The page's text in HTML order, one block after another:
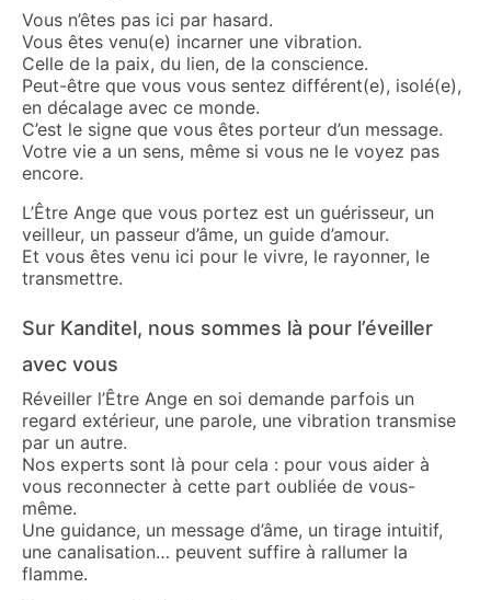
Vous n’êtes pas ici par hasard.
Vous êtes venu(e) incarner une vibration.
Celle de la paix, du lien, de la conscience.
Peut-être que vous vous sentez différent(e), isolé(e),
en décalage avec ce monde.
C’est le signe que vous êtes porteur d’un message.
Votre vie a un sens, même si vous ne le voyez pas
encore.
L’Être Ange que vous portez est un guérisseur, un
veilleur, un passeur d’âme, un guide d’amour.
Et vous êtes venu ici pour le vivre, le rayonner, le
transmettre.
Sur Kanditel, nous sommes là pour l’éveiller
avec vous
Réveiller l’Être Ange en soi demande parfois un
regard extérieur, une parole, une vibration transmise
par un autre.
Nos experts sont là pour cela : pour vous aider à
vous reconnecter à cette part oubliée de vous-
même.
Une guidance, un message d’âme, un tirage intuitif,
une canalisation… peuvent suffire à rallumer la
flamme.